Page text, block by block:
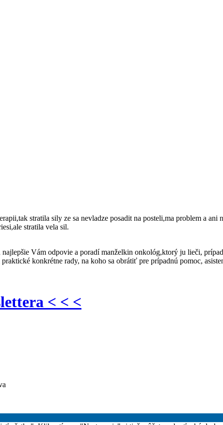
stratila sily ze sa nevladze posadit na posteli,ma problem a
stratila vela sil.
Vám odpovie a poradí manželkin onkológ,ktorý ju lieči,
konkrétne rady, na koho sa obrátiť pre prípadnú pomoc,
< < <